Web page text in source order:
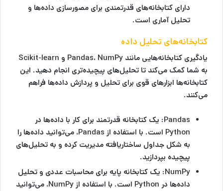
دارای کتابخانه‌های قدرتمندی برای مصورسازی داده‌ها و
تحلیل آماری است.
کتابخانه‌های تحلیل داده
یادگیری کتابخانه‌هایی مانند Pandas، NumPy و Scikit-learn
به شما کمک می‌کند تا تحلیل‌های پیچیده‌تری انجام دهید. این
کتابخانه‌ها ابزارهای قوی برای تحلیل و پردازش داده‌ها فراهم
می‌کنند.
Pandas: یک کتابخانه قدرتمند برای کار با داده‌ها در
Python است. با استفاده از Pandas، می‌توانید داده‌ها را
به شکل جداول ساختاریافته مدیریت کرده و به تحلیل‌های
پیچیده بپردازید.
NumPy: یک کتابخانه پایه برای محاسبات عددی و تحلیل
داده‌ها در Python است. با استفاده از NumPy، می‌توانید